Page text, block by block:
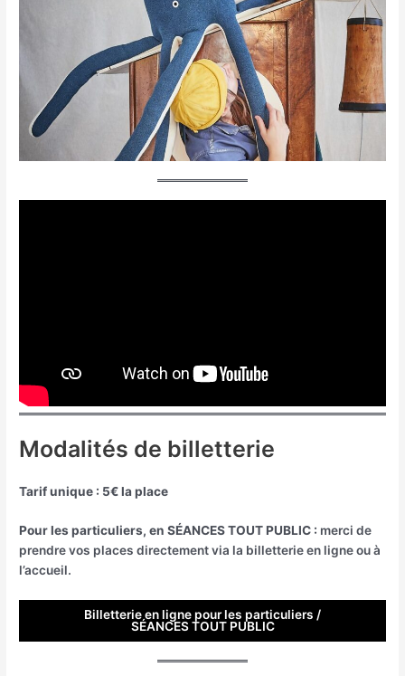
Modalités de billetterie
Tarif unique : 5€ la place
Pour les particuliers, en SÉANCES TOUT PUBLIC : merci de
prendre vos places directement via la billetterie en ligne ou à
l’accueil.
Billetterie en ligne pour les particuliers /
SÉANCES TOUT PUBLIC